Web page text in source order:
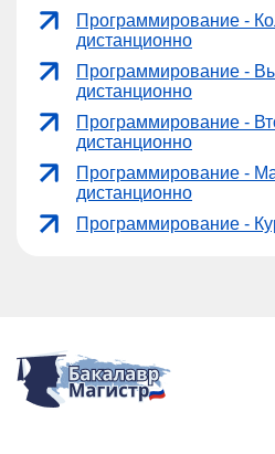
Программирование -
дистанционно
Программирование -
дистанционно
Программирование -
дистанционно
Программирование -
дистанционно
Программирование -